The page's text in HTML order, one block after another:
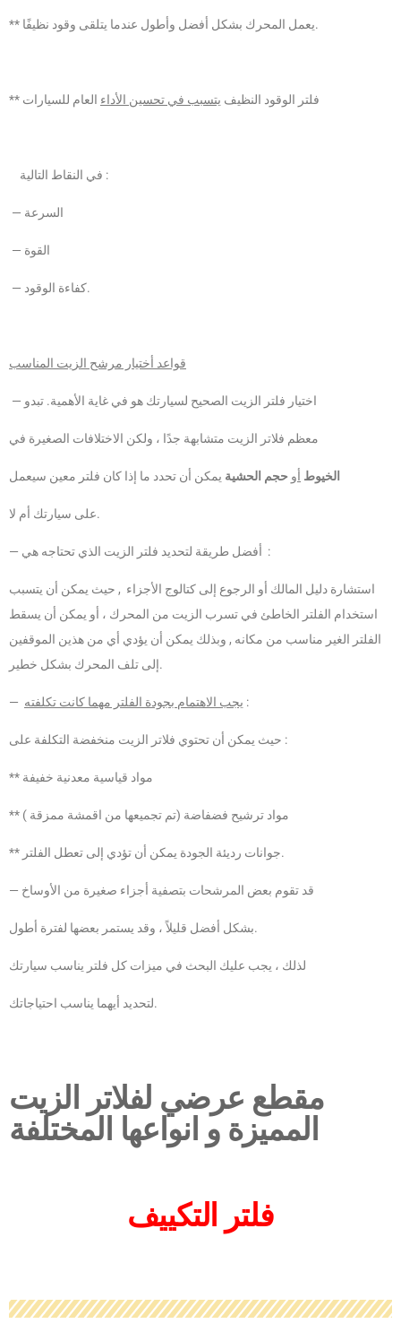
** يعمل المحرك بشكل أفضل وأطول عندما يتلقى وقود نظيفًا.
** فلتر الوقود النظيف يتسبب في تحسين الأداء العام للسيارات
في النقاط التالية :
— السرعة
— القوة
— كفاءة الوقود.
قواعد أختيار مرشح الزيت المناسب
— اختيار فلتر الزيت الصحيح لسيارتك هو في غاية الأهمية. تبدو
معظم فلاتر الزيت متشابهة جدًا ، ولكن الاختلافات الصغيرة في
الخيوط أو حجم الحشية يمكن أن تحدد ما إذا كان فلتر معين سيعمل
على سيارتك أم لا.
— أفضل طريقة لتحديد فلتر الزيت الذي تحتاجه هي :
استشارة دليل المالك أو الرجوع إلى كتالوج الأجزاء , حيث يمكن أن يتسبب
استخدام الفلتر الخاطئ في تسرب الزيت من المحرك ، أو يمكن أن يسقط
الفلتر الغير مناسب من مكانه , وبذلك يمكن أن يؤدي أي من هذين الموقفين
إلى تلف المحرك بشكل خطير.
— يجب الاهتمام بجودة الفلتر مهما كانت تكلفته :
حيث يمكن أن تحتوي فلاتر الزيت منخفضة التكلفة على :
** مواد قياسية معدنية خفيفة
** مواد ترشيح فضفاضة (تم تجميعها من اقمشة ممزقة )
** جوانات رديئة الجودة يمكن أن تؤدي إلى تعطل الفلتر.
— قد تقوم بعض المرشحات بتصفية أجزاء صغيرة من الأوساخ
بشكل أفضل قليلاً ، وقد يستمر بعضها لفترة أطول.
لذلك ، يجب عليك البحث في ميزات كل فلتر يناسب سيارتك
لتحديد أيهما يناسب احتياجاتك.
مقطع عرضي لفلاتر الزيت
المميزة و انواعها المختلفة
فلتر التكييف